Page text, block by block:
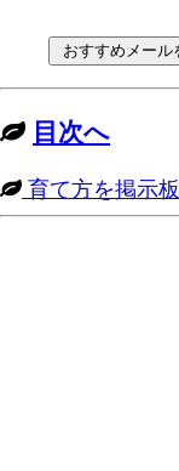
目次へ
育て方を掲示